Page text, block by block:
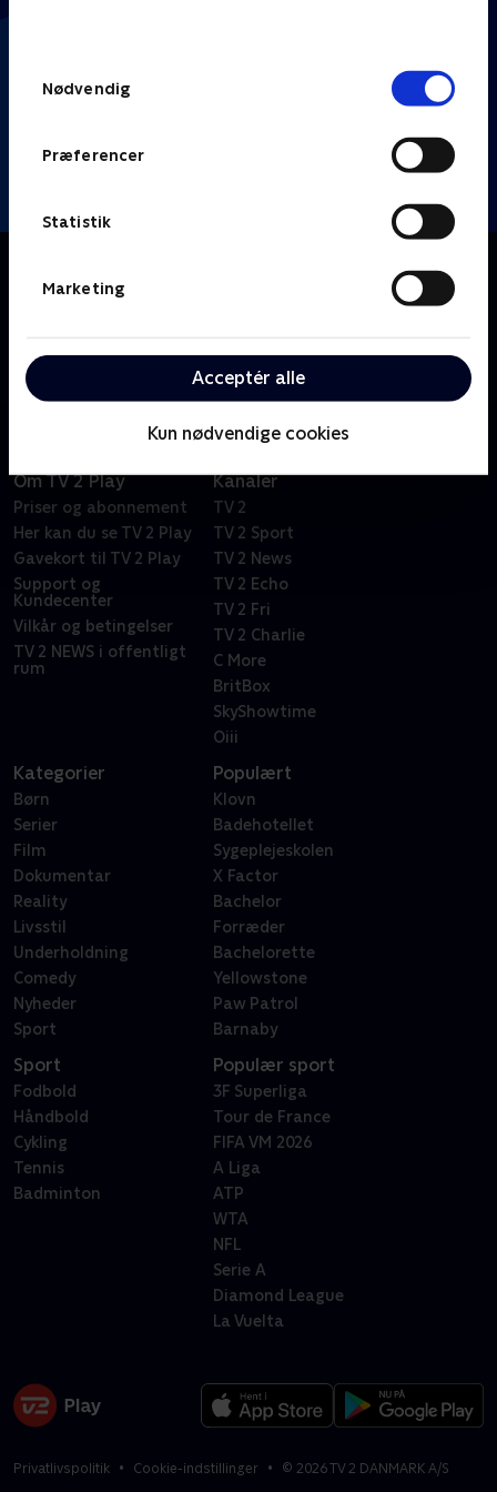
Nødvendig
Præferencer
Statistik
Marketing
Acceptér alle
Kun nødvendige cookies
TikTok møder 'Hvem vil være millionær?', når Thomas
mærkværdige klip.
Om TV 2 Play
Priser og abonnement
Her kan du se TV 2 Play
Gavekort til TV 2 Play
Support og
Kundecenter
Vilkår og betingelser
TV 2 NEWS i offentligt
rum
Kanaler
TV 2
TV 2 Sport
TV 2 News
TV 2 Echo
TV 2 Fri
TV 2 Charlie
C More
BritBox
SkyShowtime
Oiii
Kategorier
Børn
Serier
Film
Dokumentar
Reality
Livsstil
Underholdning
Comedy
Nyheder
Sport
Populært
Klovn
Badehotellet
Sygeplejeskolen
X Factor
Bachelor
Forræder
Bachelorette
Yellowstone
Paw Patrol
Barnaby
Sport
Fodbold
Håndbold
Cykling
Tennis
Badminton
Populær sport
3F Superliga
Tour de France
FIFA VM 2026
A Liga
ATP
WTA
NFL
Serie A
Diamond League
La Vuelta
Privatlivspolitik Cookie-indstillinger © 2026TV 2 DANMARK A/S